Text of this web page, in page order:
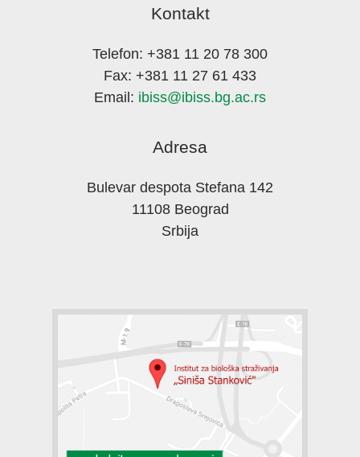
Kontakt
Telefon: +381 11 20 78 300
Fax: +381 11 27 61 433
Email: ibiss@ibiss.bg.ac.rs
Adresa
Bulevar despota Stefana 142
11108 Beograd
Srbija